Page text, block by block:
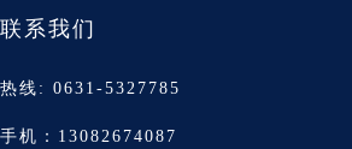
联系我们
热线: 0631-5327785
手机：13082674087